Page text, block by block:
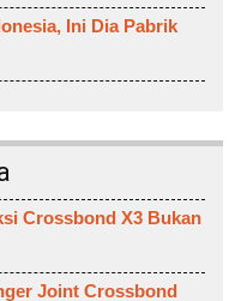
Ini Dia Pabrik
Crossbond X3 Bukan
Joint Crossbond